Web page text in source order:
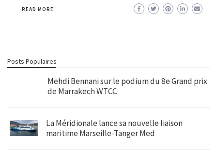
READ MORE
Posts Populaires
Mehdi Bennani sur le podium du 8e Grand prix
de Marrakech WTCC
La Méridionale lance sa nouvelle liaison
maritime Marseille-Tanger Med